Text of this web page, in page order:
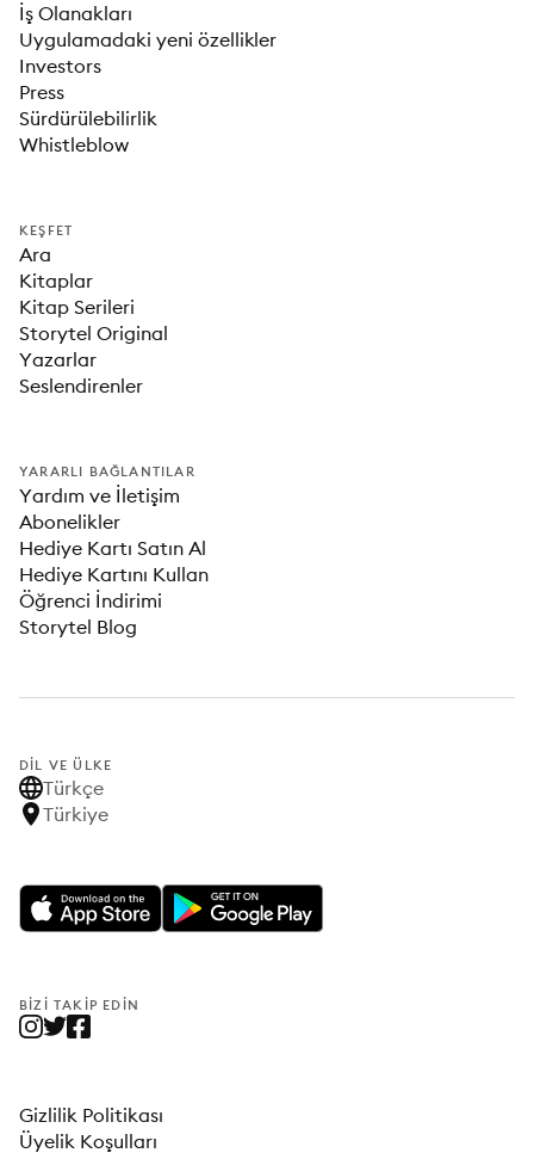
İş Olanakları
Uygulamadaki yeni özellikler
Investors
Press
Sürdürülebilirlik
Whistleblow
KEŞFET
Ara
Kitaplar
Kitap Serileri
Storytel Original
Yazarlar
Seslendirenler
YARARLI BAĞLANTILAR
Yardım ve İletişim
Abonelikler
Hediye Kartı Satın Al
Hediye Kartını Kullan
Öğrenci İndirimi
Storytel Blog
DIL VE ÜLKE
Türkçe
Türkiye
BIZI TAKIP EDIN
Gizlilik Politikası
Üyelik Koşulları